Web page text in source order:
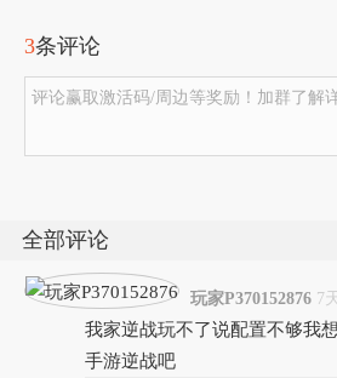
3条评论
评论赢取激活码/周边等奖励！加群了解
全部评论
玩家P370152876 7
我家逆战玩不了说配置不够我
手游逆战吧